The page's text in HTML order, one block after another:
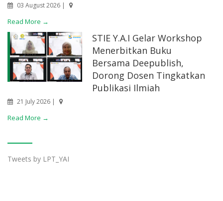
03 August 2026 |
Read More →
STIE Y.A.I Gelar Workshop
Menerbitkan Buku
Bersama Deepublish,
Dorong Dosen Tingkatkan
Publikasi Ilmiah
21 July 2026 |
Read More →
Tweets by LPT_YAI